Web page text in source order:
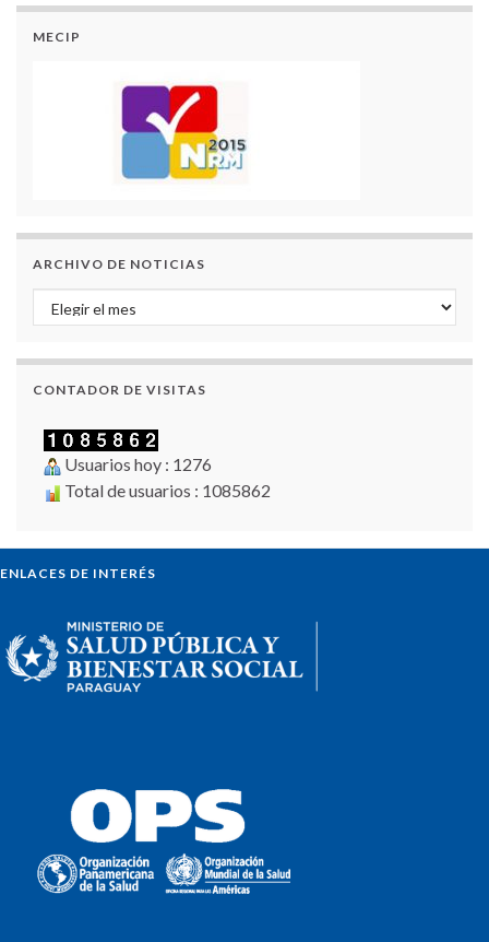
MECIP
ARCHIVO DE NOTICIAS
Archivo de Noticias
CONTADOR DE VISITAS
Usuarios hoy : 1276
Total de usuarios : 1085862
ENLACES DE INTERÉS